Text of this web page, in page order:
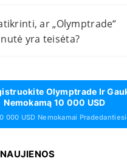
ar „Olymptrade“
yra teisėta?
Olymptrade Ir
Nemokamą 10 000 USD
000 USD Nemokamai